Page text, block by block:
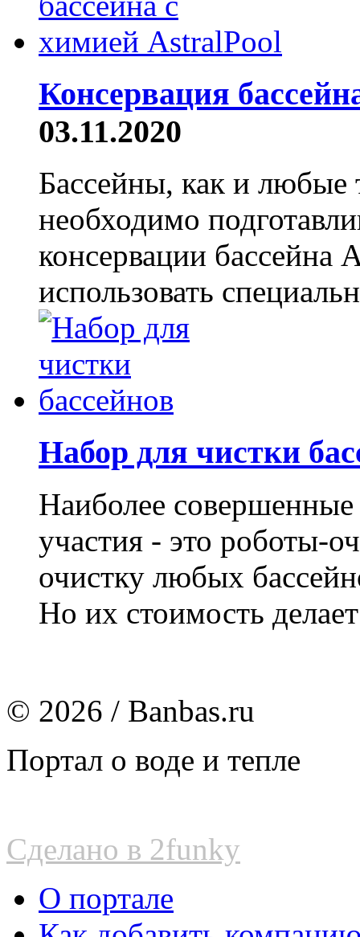
Консервация
03.11.2020
Бассейны, как и любые
необходимо
консервации
использовать
Набор для чистки
Наиболее
участия - это роботы-
очистку любых
Но их стоимость
© 2026 / Banbas.ru
Портал о воде и тепле
Сделано в 2funky
О портале